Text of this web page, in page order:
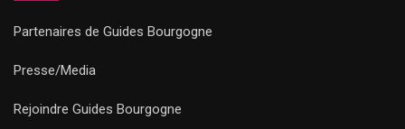
Partenaires de Guides Bourgogne
Presse/Media
Rejoindre Guides Bourgogne